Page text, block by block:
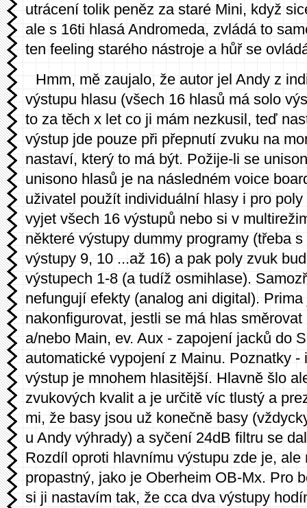
utrácení tolik peněz za staré Mini, když
ale s 16ti hlasá Andromeda, zvládá to
ten feeling starého nástroje a hůř se
Hmm, mě zaujalo, že autor jel Andy z
výstupu hlasu (všech 16 hlasů má solo
to za těch x let co ji mám nezkusil, teď
výstup jde pouze při přepnutí zvuku na
nastaví, který to má být. Požije-li se
unisono hlasů je na následném voice
uživatel použít individuální hlasy i pro
vyjet všech 16 výstupů nebo si v
některé výstupy dummy programy (třeba
výstupy 9, 10 ...až 16) a pak poly zvuk
výstupech 1-8 (a tudíž osmihlase).
nefungují efekty (analog ani digital).
nakonfigurovat, jestli se má hlas
a/nebo Main, ev. Aux - zapojení jacků do
automatické vypojení z Mainu. Poznatky -
výstup je mnohem hlasitější. Hlavně šlo
zvukových kvalit a je určitě víc tlustý a
mi, že basy jsou už konečně basy
u Andy výhrady) a syčení 24dB filtru se
Rozdíl oproti hlavnímu výstupu zde je, ale
propastný, jako je Oberheim OB-Mx. Pro
si ji nastavím tak, že cca dva výstupy